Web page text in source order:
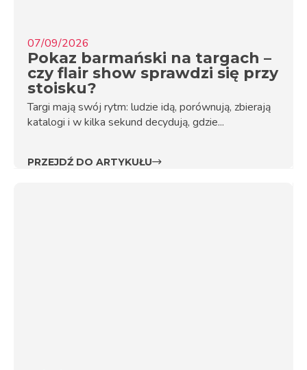
07/09/2026
Pokaz barmański na targach –
czy flair show sprawdzi się przy
stoisku?
Targi mają swój rytm: ludzie idą, porównują, zbierają
katalogi i w kilka sekund decydują, gdzie...
PRZEJDŹ DO ARTYKUŁU